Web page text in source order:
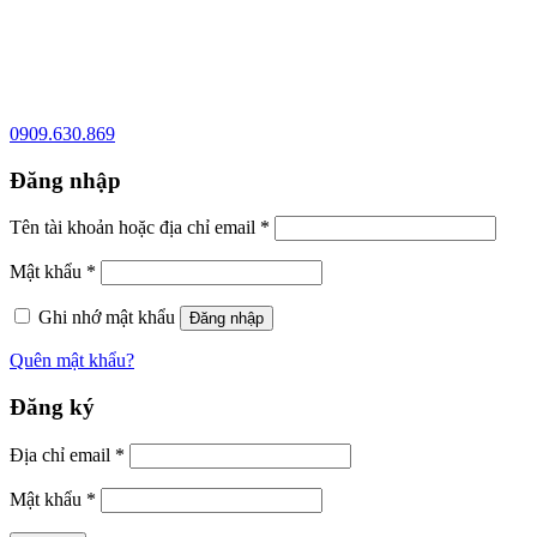
0909.630.869
Đăng nhập
Tên tài khoản hoặc địa chỉ email *
Mật khẩu *
Ghi nhớ mật khẩu Đăng nhập
Quên mật khẩu?
Đăng ký
Địa chỉ email *
Mật khẩu *